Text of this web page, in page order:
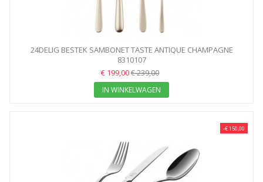
24DELIG BESTEK SAMBONET TASTE ANTIQUE CHAMPAGNE
8310107
€ 199,00€ 239,00
IN WINKELWAGEN
-€ 150,00